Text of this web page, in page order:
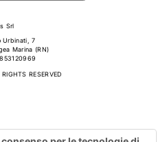
Srl
Urbinati, 7
Marina (RN)
RESERVED